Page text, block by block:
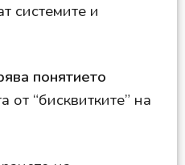
системите и
понятието
“бисквитките” на